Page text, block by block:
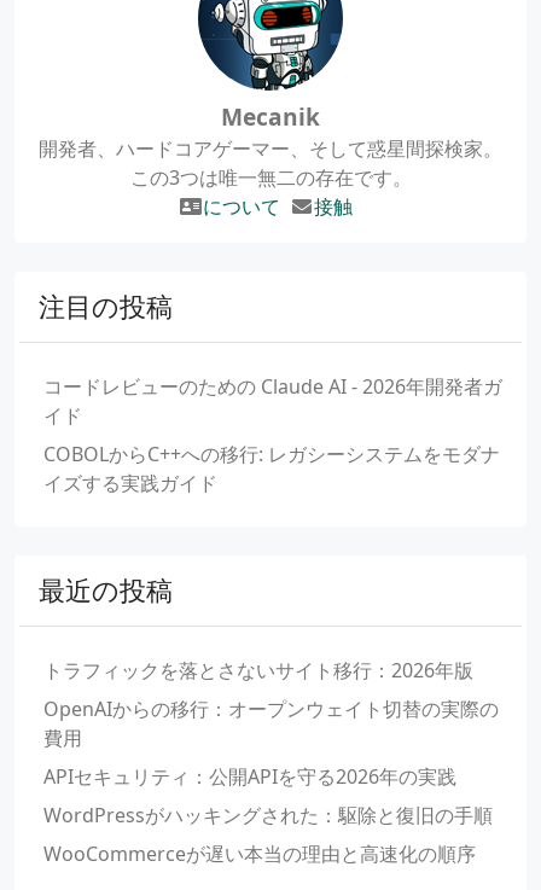
Mecanik
開発者、ハードコアゲーマー、そして惑星間探検家。
この3つは唯一無二の存在です。
について
接触
注目の投稿
コードレビューのための Claude AI - 2026年開発者ガ
イド
COBOLからC++への移行: レガシーシステムをモダナ
イズする実践ガイド
最近の投稿
トラフィックを落とさないサイト移行：2026年版
OpenAIからの移行：オープンウェイト切替の実際の
費用
APIセキュリティ：公開APIを守る2026年の実践
WordPressがハッキングされた：駆除と復旧の手順
WooCommerceが遅い本当の理由と高速化の順序